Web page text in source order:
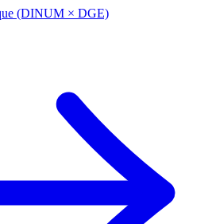
(DINUM × DGE)